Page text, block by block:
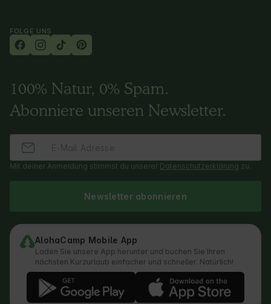
FOLGE UNS
100% Natur, 0% Spam.
Abonniere unseren Newsletter.
Mit deiner Anmeldung stimmst du unserer Datenschutzerklärung zu.
Newsletter abonnieren
AlohaCamp Mobile App
Laden Sie unsere App herunter und buchen Sie Ihren
nächsten Kurzurlaub einfacher und schneller. Natürlich!